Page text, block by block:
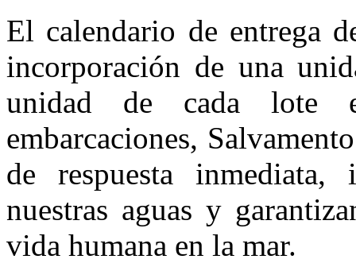
El calendario de entrega
incorporación de una
unidad de cada lote
embarcaciones,
de respuesta inmediata,
nuestras aguas y
vida humana en la mar.